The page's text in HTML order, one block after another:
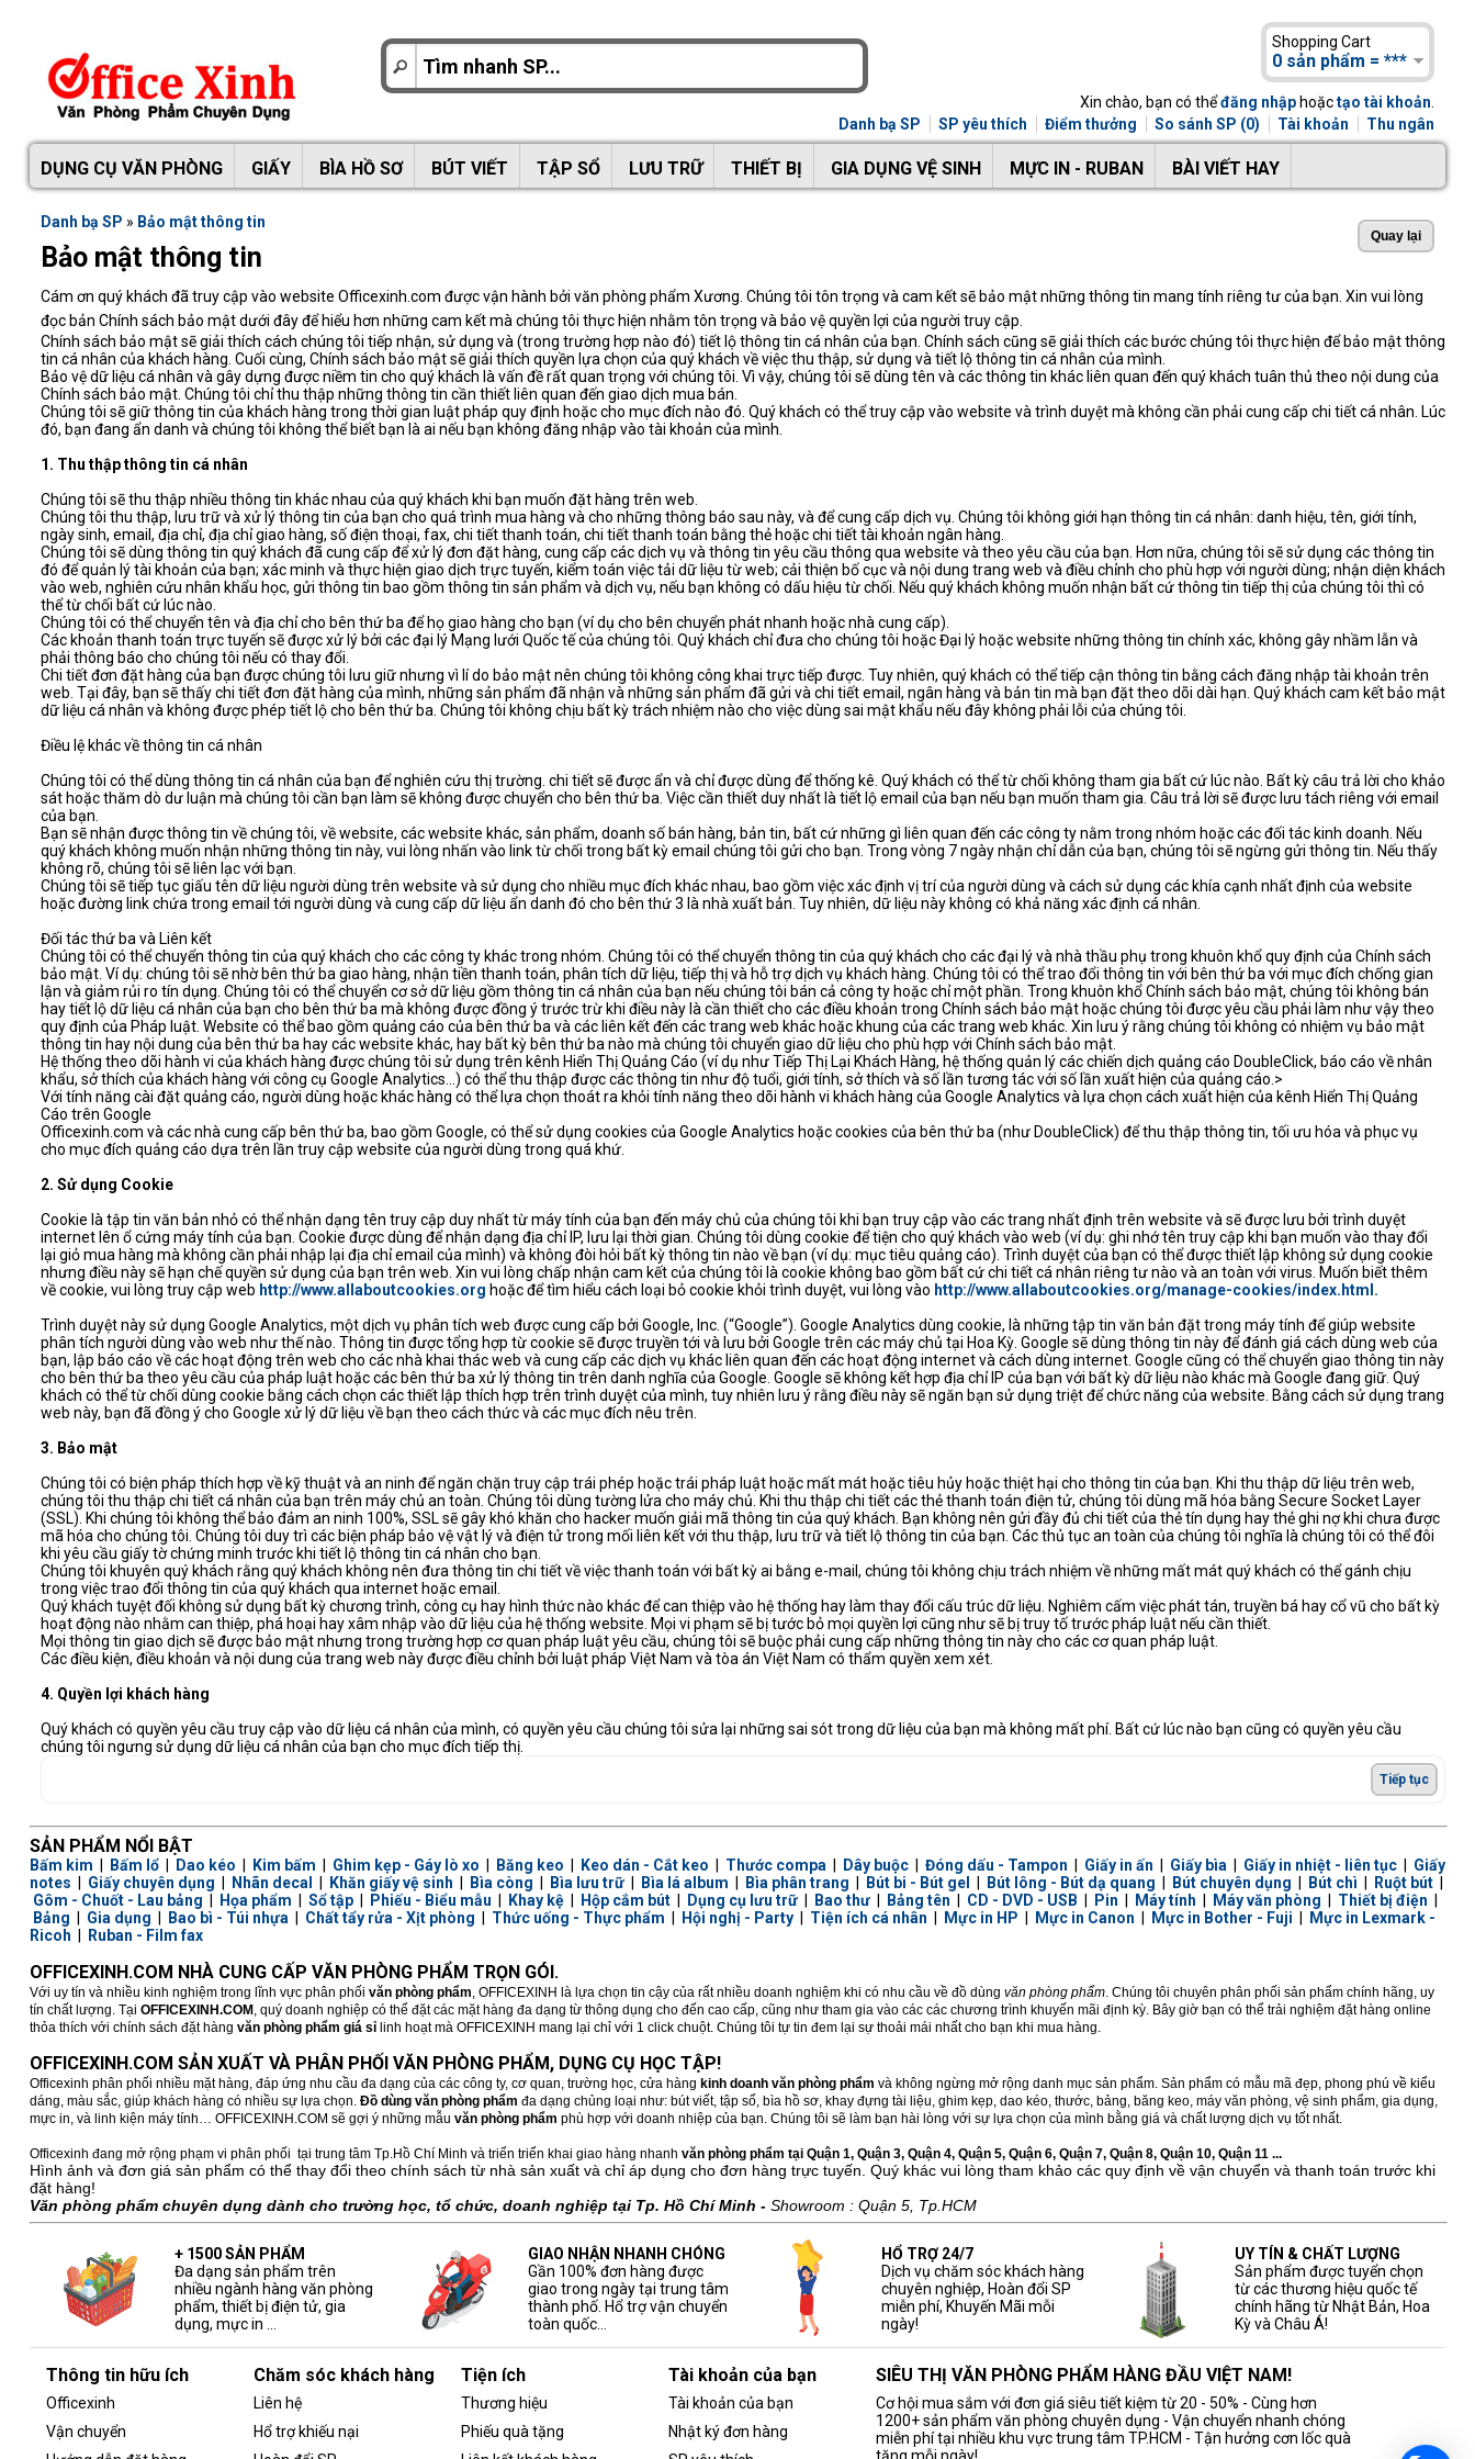
Shopping Cart
0 sản phẩm = ***
Xin chào, bạn có thểđăng nhập hoặctạo tài khoản
Danh bạ SP
SP yêu thích Điểm thưởng So sánh SP (0) Tài khoản Thu ngân
DỤNG CỤ VĂN PHÒNG GIẤY BÌA HỒ SƠ BÚT VIẾT TẬP SỔ LƯU TRỮ THIẾT BỊ GIA DỤNG VỆ SINH MỰC IN - RUBAN BÀI VIẾT HAY
Danh bạ SP » Bảo mật thông tin
Bảo mật thông tin
Cám ơn quý khách đã truy cập vào website Officexinh.com được vận hành bởi văn phòng phẩm Xương. Chúng tôi tôn trọng và cam kết sẽ bảo mật những thông tin mang tính riêng tư của bạn. Xin vui lòng
đọc bản Chính sách bảo mật dưới đây để hiểu hơn những cam kết mà chúng tôi thực hiện nhằm tôn trọng và bảo vệ quyền lợi của người truy cập.
Chính sách bảo mật sẽ giải thích cách chúng tôi tiếp nhận, sử dụng và (trong trường hợp nào đó) tiết lộ thông tin cá nhân của bạn. Chính sách cũng sẽ giải thích các bước chúng tôi thực hiện để bảo mật thông
tin cá nhân của khách hàng. Cuối cùng, Chính sách bảo mật sẽ giải thích quyền lựa chọn của quý khách về việc thu thập, sử dụng và tiết lộ thông tin cá nhân của mình.
Bảo vệ dữ liệu cá nhân và gây dựng được niềm tin cho quý khách là vấn đề rất quan trọng với chúng tôi. Vì vậy, chúng tôi sẽ dùng tên và các thông tin khác liên quan đến quý khách tuân thủ theo nội dung của
Chính sách bảo mật. Chúng tôi chỉ thu thập những thông tin cần thiết liên quan đến giao dịch mua bán.
Chúng tôi sẽ giữ thông tin của khách hàng trong thời gian luật pháp quy định hoặc cho mục đích nào đó. Quý khách có thể truy cập vào website và trình duyệt mà không cần phải cung cấp chi tiết cá nhân. Lúc
đó, bạn đang ẩn danh và chúng tôi không thể biết bạn là ai nếu bạn không đăng nhập vào tài khoản của mình.
1. Thu thập thông tin cá nhân
Chúng tôi sẽ thu thập nhiều thông tin khác nhau của quý khách khi bạn muốn đặt hàng trên web.
Chúng tôi thu thập, lưu trữ và xử lý thông tin của bạn cho quá trình mua hàng và cho những thông báo sau này, và để cung cấp dịch vụ. Chúng tôi không giới hạn thông tin cá nhân: danh hiệu, tên, giới tính,
ngày sinh, email, địa chỉ, địa chỉ giao hàng, số điện thoại, fax, chi tiết thanh toán, chi tiết thanh toán bằng thẻ hoặc chi tiết tài khoản ngân hàng.
Chúng tôi sẽ dùng thông tin quý khách đã cung cấp để xử lý đơn đặt hàng, cung cấp các dịch vụ và thông tin yêu cầu thông qua website và theo yêu cầu của bạn. Hơn nữa, chúng tôi sẽ sử dụng các thông tin
đó để quản lý tài khoản của bạn; xác minh và thực hiện giao dịch trực tuyến, kiểm toán việc tải dữ liệu từ web; cải thiện bố cục và nội dung trang web và điều chỉnh cho phù hợp với người dùng; nhận diện khách
vào web, nghiên cứu nhân khẩu học, gửi thông tin bao gồm thông tin sản phẩm và dịch vụ, nếu bạn không có dấu hiệu từ chối. Nếu quý khách không muốn nhận bất cứ thông tin tiếp thị của chúng tôi thì có
thể từ chối bất cứ lúc nào.
Chúng tôi có thể chuyển tên và địa chỉ cho bên thứ ba để họ giao hàng cho bạn (ví dụ cho bên chuyển phát nhanh hoặc nhà cung cấp).
Các khoản thanh toán trực tuyến sẽ được xử lý bởi các đại lý Mạng lưới Quốc tế của chúng tôi. Quý khách chỉ đưa cho chúng tôi hoặc Đại lý hoặc website những thông tin chính xác, không gây nhầm lẫn và
phải thông báo cho chúng tôi nếu có thay đổi.
Chi tiết đơn đặt hàng của bạn được chúng tôi lưu giữ nhưng vì lí do bảo mật nên chúng tôi không công khai trực tiếp được. Tuy nhiên, quý khách có thể tiếp cận thông tin bằng cách đăng nhập tài khoản trên
web. Tại đây, bạn sẽ thấy chi tiết đơn đặt hàng của mình, những sản phẩm đã nhận và những sản phẩm đã gửi và chi tiết email, ngân hàng và bản tin mà bạn đặt theo dõi dài hạn. Quý khách cam kết bảo mật
dữ liệu cá nhân và không được phép tiết lộ cho bên thứ ba. Chúng tôi không chịu bất kỳ trách nhiệm nào cho việc dùng sai mật khẩu nếu đây không phải lỗi của chúng tôi.
Điều lệ khác về thông tin cá nhân
Chúng tôi có thể dùng thông tin cá nhân của bạn để nghiên cứu thị trường. chi tiết sẽ được ẩn và chỉ được dùng để thống kê. Quý khách có thể từ chối không tham gia bất cứ lúc nào. Bất kỳ câu trả lời cho khảo
sát hoặc thăm dò dư luận mà chúng tôi cần bạn làm sẽ không được chuyển cho bên thứ ba. Việc cần thiết duy nhất là tiết lộ email của bạn nếu bạn muốn tham gia. Câu trả lời sẽ được lưu tách riêng với email
của bạn.
Bạn sẽ nhận được thông tin về chúng tôi, về website, các website khác, sản phẩm, doanh số bán hàng, bản tin, bất cứ những gì liên quan đến các công ty nằm trong nhóm hoặc các đối tác kinh doanh. Nếu
quý khách không muốn nhận những thông tin này, vui lòng nhấn vào link từ chối trong bất kỳ email chúng tôi gửi cho bạn. Trong vòng 7 ngày nhận chỉ dẫn của bạn, chúng tôi sẽ ngừng gửi thông tin. Nếu thấy
không rõ, chúng tôi sẽ liên lạc với bạn.
Chúng tôi sẽ tiếp tục giấu tên dữ liệu người dùng trên website và sử dụng cho nhiều mục đích khác nhau, bao gồm việc xác định vị trí của người dùng và cách sử dụng các khía cạnh nhất định của website
hoặc đường link chứa trong email tới người dùng và cung cấp dữ liệu ẩn danh đó cho bên thứ 3 là nhà xuất bản. Tuy nhiên, dữ liệu này không có khả năng xác định cá nhân.
Đối tác thứ ba và Liên kết
Chúng tôi có thể chuyển thông tin của quý khách cho các công ty khác trong nhóm. Chúng tôi có thể chuyển thông tin của quý khách cho các đại lý và nhà thầu phụ trong khuôn khổ quy định của Chính sách
bảo mật. Ví dụ: chúng tôi sẽ nhờ bên thứ ba giao hàng, nhận tiền thanh toán, phân tích dữ liệu, tiếp thị và hỗ trợ dịch vụ khách hàng. Chúng tôi có thể trao đổi thông tin với bên thứ ba với mục đích chống gian
lận và giảm rủi ro tín dụng. Chúng tôi có thể chuyển cơ sở dữ liệu gồm thông tin cá nhân của bạn nếu chúng tôi bán cả công ty hoặc chỉ một phần. Trong khuôn khổ Chính sách bảo mật, chúng tôi không bán
hay tiết lộ dữ liệu cá nhân của bạn cho bên thứ ba mà không được đồng ý trước trừ khi điều này là cần thiết cho các điều khoản trong Chính sách bảo mật hoặc chúng tôi được yêu cầu phải làm như vậy theo
quy định của Pháp luật. Website có thể bao gồm quảng cáo của bên thứ ba và các liên kết đến các trang web khác hoặc khung của các trang web khác. Xin lưu ý rằng chúng tôi không có nhiệm vụ bảo mật
thông tin hay nội dung của bên thứ ba hay các website khác, hay bất kỳ bên thứ ba nào mà chúng tôi chuyển giao dữ liệu cho phù hợp với Chính sách bảo mật.
Hệ thống theo dõi hành vi của khách hàng được chúng tôi sử dụng trên kênh Hiển Thị Quảng Cáo (ví dụ như Tiếp Thị Lại Khách Hàng, hệ thống quản lý các chiến dịch quảng cáo DoubleClick, báo cáo về nhân
khẩu, sở thích của khách hàng với công cụ Google Analytics...) có thể thu thập được các thông tin như độ tuổi, giới tính, sở thích và số lần tương tác với số lần xuất hiện của quảng cáo.>
Với tính năng cài đặt quảng cáo, người dùng hoặc khác hàng có thể lựa chọn thoát ra khỏi tính năng theo dõi hành vi khách hàng của Google Analytics và lựa chọn cách xuất hiện của kênh Hiển Thị Quảng
Cáo trên Google
Officexinh.com và các nhà cung cấp bên thứ ba, bao gồm Google, có thể sử dụng cookies của Google Analytics hoặc cookies của bên thứ ba (như DoubleClick) để thu thập thông tin, tối ưu hóa và phục vụ
cho mục đích quảng cáo dựa trên lần truy cập website của người dùng trong quá khứ.
2. Sử dụng Cookie
Cookie là tập tin văn bản nhỏ có thể nhận dạng tên truy cập duy nhất từ máy tính của bạn đến máy chủ của chúng tôi khi bạn truy cập vào các trang nhất định trên website và sẽ được lưu bởi trình duyệt
internet lên ổ cứng máy tính của bạn. Cookie được dùng để nhận dạng địa chỉ IP, lưu lại thời gian. Chúng tôi dùng cookie để tiện cho quý khách vào web (ví dụ: ghi nhớ tên truy cập khi bạn muốn vào thay đổi
lại giỏ mua hàng mà không cần phải nhập lại địa chỉ email của mình) và không đòi hỏi bất kỳ thông tin nào về bạn (ví dụ: mục tiêu quảng cáo). Trình duyệt của bạn có thể được thiết lập không sử dụng cookie
nhưng điều này sẽ hạn chế quyền sử dụng của bạn trên web. Xin vui lòng chấp nhận cam kết của chúng tôi là cookie không bao gồm bất cứ chi tiết cá nhân riêng tư nào và an toàn với virus. Muốn biết thêm
về cookie, vui lòng truy cập web http://www.allaboutcookies.org hoặc để tìm hiểu cách loại bỏ cookie khỏi trình duyệt, vui lòng vào http://www.allaboutcookies.org/manage-cookies/index.html.
Trình duyệt này sử dụng Google Analytics, một dịch vụ phân tích web được cung cấp bởi Google, Inc. (“Google”). Google Analytics dùng cookie, là những tập tin văn bản đặt trong máy tính để giúp website
phân tích người dùng vào web như thế nào. Thông tin được tổng hợp từ cookie sẽ được truyền tới và lưu bởi Google trên các máy chủ tại Hoa Kỳ. Google sẽ dùng thông tin này để đánh giá cách dùng web của
bạn, lập báo cáo về các hoạt động trên web cho các nhà khai thác web và cung cấp các dịch vụ khác liên quan đến các hoạt động internet và cách dùng internet. Google cũng có thể chuyển giao thông tin này
cho bên thứ ba theo yêu cầu của pháp luật hoặc các bên thứ ba xử lý thông tin trên danh nghĩa của Google. Google sẽ không kết hợp địa chỉ IP của bạn với bất kỳ dữ liệu nào khác mà Google đang giữ. Quý
khách có thể từ chối dùng cookie bằng cách chọn các thiết lập thích hợp trên trình duyệt của mình, tuy nhiên lưu ý rằng điều này sẽ ngăn bạn sử dụng triệt để chức năng của website. Bằng cách sử dụng trang
web này, bạn đã đồng ý cho Google xử lý dữ liệu về bạn theo cách thức và các mục đích nêu trên.
3. Bảo mật
Chúng tôi có biện pháp thích hợp về kỹ thuật và an ninh để ngăn chặn truy cập trái phép hoặc trái pháp luật hoặc mất mát hoặc tiêu hủy hoặc thiệt hại cho thông tin của bạn. Khi thu thập dữ liệu trên web,
chúng tôi thu thập chi tiết cá nhân của bạn trên máy chủ an toàn. Chúng tôi dùng tường lửa cho máy chủ. Khi thu thập chi tiết các thẻ thanh toán điện tử, chúng tôi dùng mã hóa bằng Secure Socket Layer
(SSL). Khi chúng tôi không thể bảo đảm an ninh 100%, SSL sẽ gây khó khăn cho hacker muốn giải mã thông tin của quý khách. Bạn không nên gửi đầy đủ chi tiết của thẻ tín dụng hay thẻ ghi nợ khi chưa được
mã hóa cho chúng tôi. Chúng tôi duy trì các biện pháp bảo vệ vật lý và điện tử trong mối liên kết với thu thập, lưu trữ và tiết lộ thông tin của bạn. Các thủ tục an toàn của chúng tôi nghĩa là chúng tôi có thể đôi
khi yêu cầu giấy tờ chứng minh trước khi tiết lộ thông tin cá nhân cho bạn.
Chúng tôi khuyên quý khách rằng quý khách không nên đưa thông tin chi tiết về việc thanh toán với bất kỳ ai bằng e-mail, chúng tôi không chịu trách nhiệm về những mất mát quý khách có thể gánh chịu
trong việc trao đổi thông tin của quý khách qua internet hoặc email.
Quý khách tuyệt đối không sử dụng bất kỳ chương trình, công cụ hay hình thức nào khác để can thiệp vào hệ thống hay làm thay đổi cấu trúc dữ liệu. Nghiêm cấm việc phát tán, truyền bá hay cổ vũ cho bất kỳ
hoạt động nào nhằm can thiệp, phá hoại hay xâm nhập vào dữ liệu của hệ thống website. Mọi vi phạm sẽ bị tước bỏ mọi quyền lợi cũng như sẽ bị truy tố trước pháp luật nếu cần thiết.
Mọi thông tin giao dịch sẽ được bảo mật nhưng trong trường hợp cơ quan pháp luật yêu cầu, chúng tôi sẽ buộc phải cung cấp những thông tin này cho các cơ quan pháp luật.
Các điều kiện, điều khoản và nội dung của trang web này được điều chỉnh bởi luật pháp Việt Nam và tòa án Việt Nam có thẩm quyền xem xét.
4. Quyền lợi khách hàng
Quý khách có quyền yêu cầu truy cập vào dữ liệu cá nhân của mình, có quyền yêu cầu chúng tôi sửa lại những sai sót trong dữ liệu của bạn mà không mất phí. Bất cứ lúc nào bạn cũng có quyền yêu cầu
chúng tôi ngưng sử dụng dữ liệu cá nhân của bạn cho mục đích tiếp thị.
Tiếp tục
SẢN PHẨM NỔI BẬT
Bấm kim Bấm lổ| Dao kéo Kim bấm Ghim kẹp - Gáy lò xo Băng keo Keo dán - Cắt keo Thước compa Dây buộc| Đóng dấu - Tampon Giấy in ấn Giấy bìa Giấy in nhiệt - liên tục| Giấy
notes
Giấy chuyên dụng Nhãn decal Khăn giấy vệ sinh Bìa còng Bìa lưu trữ| Bìa lá album Bìa phân trang Bút bi - Bút gel Bút lông - Bút dạ quang Bút chuyên dụng Bút chì Ruột bút|
Gôm - Chuốt - Lau bảng
Họa phẩm Sổ tập| Phiếu - Biểu mẫu Khay kệ| Hộp cắm bút| Dụng cụ lưu trữ| Bao thư| Bảng tên CD - DVD - USB Pin Máy tính Máy văn phòng Thiết bị điện
Bảng
Gia dụng Bao bì - Túi nhựa Chất tẩy rửa - Xịt phòng Thức uống - Thực phẩm Hội nghị - Party| Tiện ích cá nhân Mực in HP Mực in Canon Mực in Bother - Fuji
Mực in Lexmark -
Ricoh
Ruban - Film fax
OFFICEXINH.COM NHÀ CUNG CẤP VĂN PHÒNG PHẨM TRỌN GÓI.
Với uy tín và nhiều kinh nghiệm trong lĩnh vực phân phối văn phòng phẩm, OFFICEXINH là lựa chọn tin cậy của rất nhiều doanh nghiệm khi có nhu cầu về đồ dùng văn phòng phẩm. Chúng tôi chuyên phân phối sản phẩm chính hãng, uy
tín chất lượng. Tại OFFICEXINH.COM , quý doanh nghiệp có thể đặt các mặt hàng đa dạng từ thông dụng cho đến cao cấp, cũng như tham gia vào các các chương trình khuyến mãi định kỳ. Bây giờ bạn có thể trải nghiệm đặt hàng online
thỏa thích với chính sách đặt hàng văn phòng phẩm giá sỉlinh hoạt mà OFFICEXINH mang lại chỉ với 1 click chuột. Chúng tôi tự tin đem lại sự thoải mái nhất cho bạn khi mua hàng.
OFFICEXINH.COM SẢN XUẤT VÀ PHÂN PHỐI VĂN PHÒNG PHẨM, DỤNG CỤ HỌC TẬP!
Officexinh phân phối nhiều mặt hàng, đáp ứng nhu cầu đa dạng của các công ty, cơ quan, trường học, cửa hàng kinh doanh văn phòng phẩm và không ngừng mở rộng danh mục sản phẩm. Sản phẩm có mẫu mã đẹp, phong phú về kiểu
dáng, màu sắc, giúp khách hàng có nhiều sự lựa chọn. Đồ dùng văn phòng phẩm đa dạng chủng loại như: bút viết, tập sổ, bìa hồ sơ, khay đựng tài liệu, ghim kẹp, dao kéo, thước, bảng, băng keo, máy văn phòng, vệ sinh phẩm, gia dụng,
mực in, và linh kiện máy tính… OFFICEXINH.COM sẽ gợi ý những mẫu văn phòng phẩm phù hợp với doanh nhiệp của bạn. Chúng tôi sẽ làm bạn hài lòng với sự lựa chọn của mình bằng giá và chất lượng dịch vụ tốt nhất.
Officexinh đang mở rộng phạm vi phân phối tại trung tâm Tp.Hồ Chí Minh và triển triển khai giao hàng nhanh văn phòng phẩm tại Quận 1, Quận 3, Quận 4, Quận 5, Quận 6, Quận 7, Quận 8, Quận 10, Quận 11 ...
Hình ảnh và đơn giá sản phẩm có thể thay đổi theo chính sách từ nhà sản xuất và chỉ áp dụng cho đơn hàng trực tuyến. Quý khác vui lòng tham khảo các quy định về vận chuyển và thanh toán trước khi
đặt hàng!
Văn phòng phẩm chuyên dụng dành cho trường học, tổ chức, doanh nghiệp tại Tp. Hồ Chí Minh - Showroom : Quận 5, Tp.HCM
+ 1500 SẢN PHẨM
Đa dạng sản phẩm trên
nhiều ngành hàng văn phòng
phẩm, thiết bị điện tử, gia
dụng, mực in ...
GIAO NHẬN NHANH CHÓNG
Gần 100% đơn hàng được
giao trong ngày tại trung tâm
thành phố. Hổ trợ vận chuyển
toàn quốc...
HỔ TRỢ 24/7
Dịch vụ chăm sóc khách hàng
chuyên nghiệp, Hoàn đổi SP
miễn phí, Khuyến Mãi mỗi
ngày!
UY TÍN & CHẤT LƯỢNG
Sản phẩm được tuyển chọn
từ các thương hiệu quốc tế
chính hãng từ Nhật Bản, Hoa
Kỳ và Châu Á!
Thông tin hữu ích
Officexinh
Vận chuyển
Chăm sóc khách hàng
Liên hệ
Hổ trợ khiếu nại
Tiện ích
Thương hiệu
Phiếu quà tặng
Tài khoản của bạn
Tài khoản của bạn
Nhật ký đơn hàng
SIÊU THỊ VĂN PHÒNG PHẨM HÀNG ĐẦU VIỆT NAM!
Cơ hội mua sắm với đơn giá siêu tiết kiệm từ 20 - 50% - Cùng hơn
1200+ sản phẩm văn phòng chuyên dụng - Vận chuyển nhanh chóng
miễn phí tại nhiều khu vực trung tâm TP.HCM - Tận hưởng cơn lốc quà